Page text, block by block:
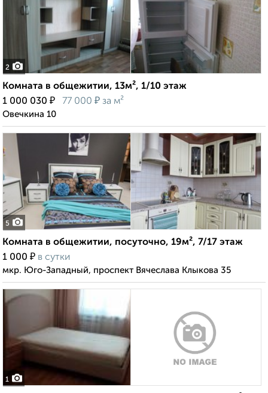
2
Комната в общежитии, 13м², 1/10 этаж
1 000 030 ₽ 77 000 ₽ за м²
Овечкина 10
5
Комната в общежитии, посуточно, 19м², 7/17 этаж
1 000 ₽ в сутки
мкр. Юго-Западный, проспект Вячеслава Клыкова 35
1